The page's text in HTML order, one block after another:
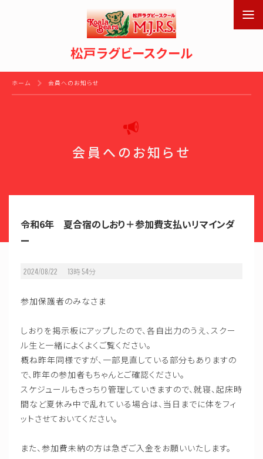
松戸ラグビースクール
ホーム 会員へのお知らせ
会員へのお知らせ
令和6年 夏合宿のしおり＋参加費支払いリマインダ
ー
2024/08/22 13時54分
参加保護者のみなさま
しおりを掲示板にアップしたので、各自出力のうえ、スクー
ル生と一緒によくよくご覧ください。
概ね昨年同様ですが、一部見直している部分もありますの
で、昨年の参加者もちゃんとご確認ください。
スケジュールもきっちり管理していきますので、就寝、起床時
間など夏休み中で乱れている場合は、当日までに体をフィ
ットさせておいてください。
また、参加費未納の方は急ぎご入金をお願いいたします。